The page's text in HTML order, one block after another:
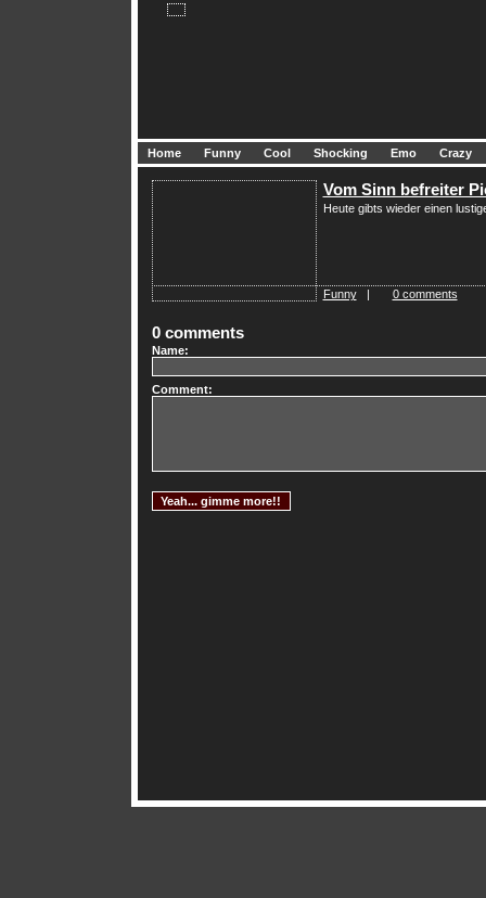
Home Funny Cool Shocking Emo Crazy
Vom Sinn befreiter
Heute gibts wieder einen
Funny| 0 comments
0 comments
Name:
Comment: